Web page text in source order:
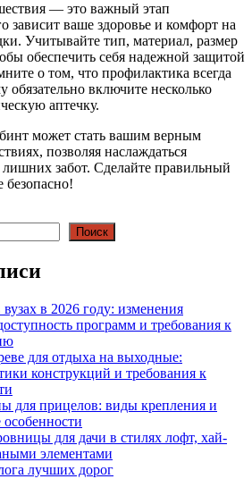
— это важный этап
зависит ваше здоровье и комфорт на
Учитывайте тип, материал, размер
обеспечить себя надежной защитой
о том, что профилактика всегда
обязательно включите несколько
аптечку.
может стать вашим верным
позволяя наслаждаться
забот. Сделайте правильный
безопасно!
Поиск
в 2026 году: изменения
программ и требования к
для отдыха на выходные:
конструкций и требования к
для прицелов: виды крепления и
для дачи в стилях лофт, хай-
элементами
лучших дорог